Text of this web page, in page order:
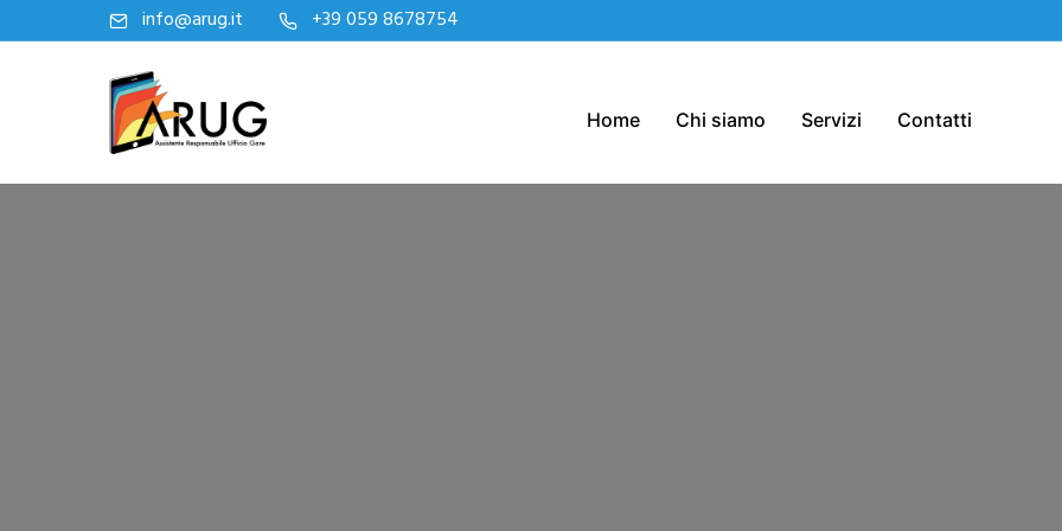
info@arug.it +39 059 8678754
Home Chi siamo Servizi Contatti